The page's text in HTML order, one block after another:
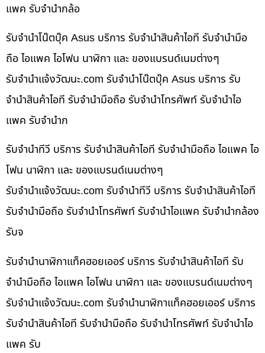
แพค รับจำนำกล้อ
รับจำนำโน๊ตบุ๊ค Asus บริการ รับจำนำสินค้าไอที รับจำนำมือ
ถือ ไอแพค ไอโฟน นาฬิกา และ ของแบรนด์เนมต่างๆ
รับจํานําแจ้งวัฒนะ.com รับจำนำโน๊ตบุ๊ค Asus บริการ รับ
จำนำสินค้าไอที รับจำนำมือถือ รับจำนำโทรศัพท์ รับจำนำไอ
แพค รับจำนำก
รับจำนำทีวี บริการ รับจำนำสินค้าไอที รับจำนำมือถือ ไอแพค ไอ
โฟน นาฬิกา และ ของแบรนด์เนมต่างๆ
รับจํานําแจ้งวัฒนะ.com รับจำนำทีวี บริการ รับจำนำสินค้าไอที
รับจำนำมือถือ รับจำนำโทรศัพท์ รับจำนำไอแพค รับจำนำกล้อง
รับจ
รับจำนำนาฬิกาแท็คฮอยเออร์ บริการ รับจำนำสินค้าไอที รับ
จำนำมือถือ ไอแพค ไอโฟน นาฬิกา และ ของแบรนด์เนมต่างๆ
รับจํานําแจ้งวัฒนะ.com รับจำนำนาฬิกาแท็คฮอยเออร์ บริการ
รับจำนำสินค้าไอที รับจำนำมือถือ รับจำนำโทรศัพท์ รับจำนำไอ
แพค รับ